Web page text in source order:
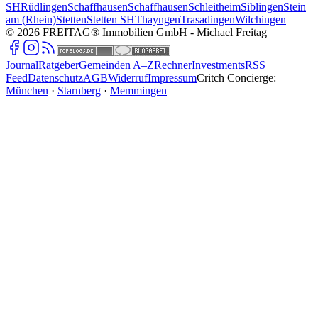
SHRüdlingenSchaffhausenSchaffhausenSchleitheimSiblingenStein
am (Rhein)StettenStetten SHThayngenTrasadingenWilchingen
© 2026 FREITAG® Immobilien GmbH - Michael Freitag
JournalRatgeberGemeinden A–ZRechnerInvestmentsRSS
FeedDatenschutzAGBWiderrufImpressumCritch Concierge:
München · Starnberg · Memmingen